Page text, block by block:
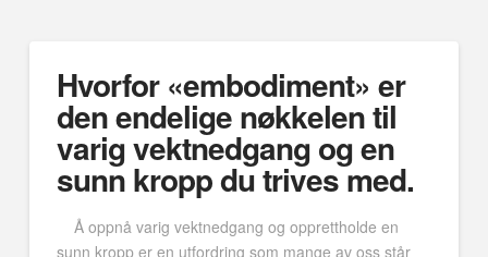
Hvorfor «embodiment» er
den endelige nøkkelen til
varig vektnedgang og en
sunn kropp du trives med.
Å oppnå varig vektnedgang og opprettholde en
sunn kropp er en utfordring som mange av oss står